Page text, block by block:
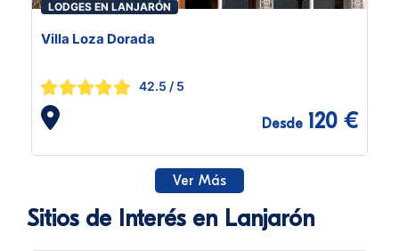
LODGES EN LANJARÓN
Villa Loza Dorada
42.5 / 5
Desde 120 €
Ver Más
Sitios de Interés en Lanjarón